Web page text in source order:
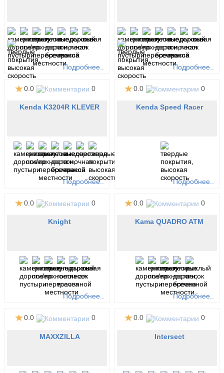
Подробнее.. Подробнее..
0.0 0
Kenda K3204R KLEVER
Подробнее..
0.0 0
Kenda Speed Racer
Подробнее..
0.0 0
Knight
Подробнее..
0.0 0
Kama QUADRO ATM
Подробнее..
0.0 0
MAXXZILLA
0.0 0
Intersect